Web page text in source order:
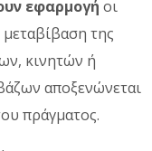
εφαρμογή οι
μεταβίβαση της
κινητών ή
αποξενώνεται
πράγματος.